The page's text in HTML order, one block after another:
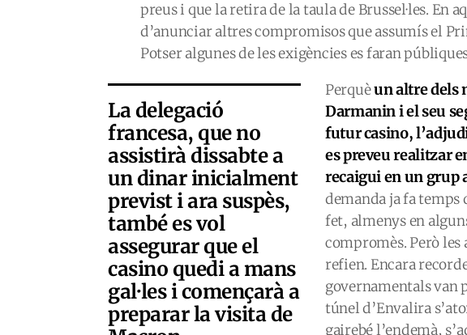
preus i que la retira de la taula de Brussel·les. En
d’anunciar altres compromisos que assumís el
Potser algunes de les exigències es faran
La delegació
francesa, que no
assistirà dissabte a
un dinar inicialment
previst i ara suspès,
també es vol
assegurar que el
casino quedi a mans
gal·les i començarà a
preparar la visita de
Perquèun altre dels
Darmanin i el seu
futur casino,
es preveu realitzar
recaigui en un grup
demanda ja fa temps
fet, almenys en
compromès. Però les
refien. Encara
governamentals van
túnel d’Envalira
gairebé l’endemà,